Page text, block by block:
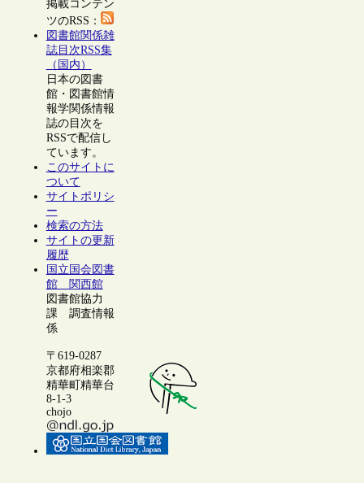
掲載コンテン
ツのRSS：
図書館関係雑
誌目次RSS集
（国内）
日本の図書
館・図書館情
報学関係情報
誌の目次を
RSSで配信し
ています。
このサイトに
ついて
サイトポリシ
ー
検索の方法
サイトの更新
履歴
国立国会図書
館 関西館
図書館協力
課 調査情報
係
〒619-0287
京都府相楽郡
精華町精華台
8-1-3
chojo